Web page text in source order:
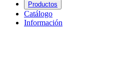
Productos
Catálogo
Información